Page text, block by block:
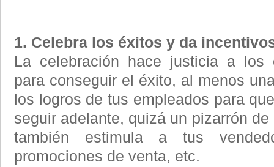
1. Celebra los éxitos y da
La celebración hace justicia a los
para conseguir el éxito, al menos
los logros de tus empleados para
seguir adelante, quizá un pizarrón
también estimula a tus
promociones de venta, etc.